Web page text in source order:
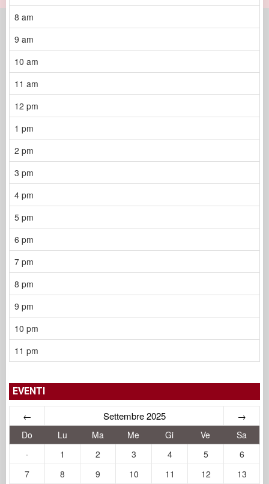
8 am
9 am
10 am
11 am
12 pm
1 pm
2 pm
3 pm
4 pm
5 pm
6 pm
7 pm
8 pm
9 pm
10 pm
11 pm
EVENTI
← Settembre 2025 →
Do Lu Ma Me Gi Ve
Sa
·
1 2 3 4 5
6
7
8 9 10 11 12 13